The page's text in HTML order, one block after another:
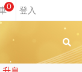
0